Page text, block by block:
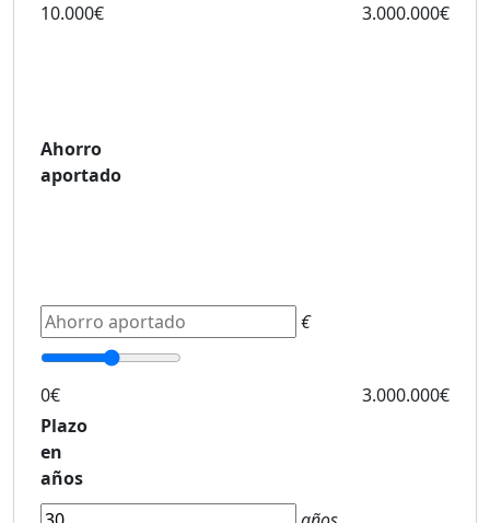
10.000€ 3.000.000€
Ahorro
aportado
€
0€
3.000.000€
Plazo
en
años